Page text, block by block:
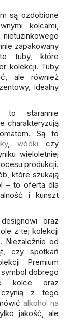
są ozdobione
kolcami,
zapakowany
tuby, które
kolekcji. Tuby
ale również
idealny
to starannie
charakteryzują
Są to
,wódki czy
wieloletniej
produkcji.
które szukają
– to oferta dla
i kunszt
oraz
z tej kolekcji
Niezależnie od
czy spotkań
Premium
dobrego
kolce oraz
czynią z tego
alkohol na
jakość, ale